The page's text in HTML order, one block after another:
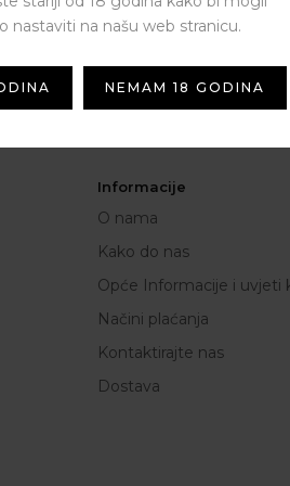
[contact-form-7
Informacije
O nama
Kako do nas
Opće Informacije i uvjeti
Načini plaćanja
Kontaktirajte nas
Dostava
nastaviti na našu web stranicu.
NEMAM 18 GODINA